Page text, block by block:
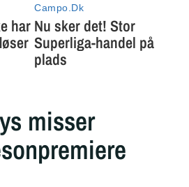
misser